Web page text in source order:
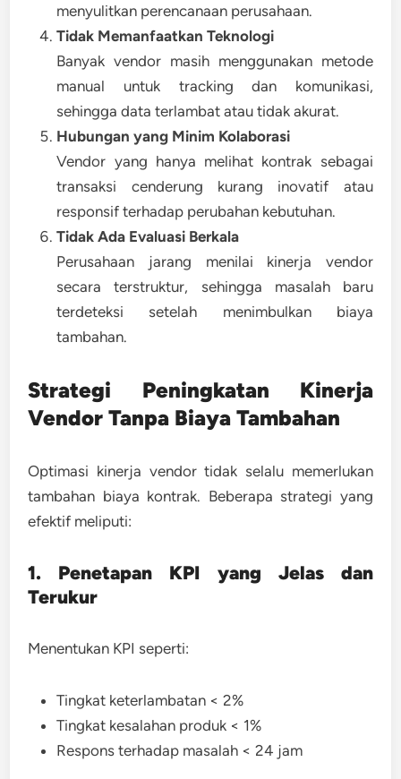
menyulitkan perencanaan perusahaan.
Tidak Memanfaatkan Teknologi
Banyak vendor masih menggunakan metode
manual untuk tracking dan komunikasi,
sehingga data terlambat atau tidak akurat.
Hubungan yang Minim Kolaborasi
Vendor yang hanya melihat kontrak sebagai
transaksi cenderung kurang inovatif atau
responsif terhadap perubahan kebutuhan.
Tidak Ada Evaluasi Berkala
Perusahaan jarang menilai kinerja vendor
secara terstruktur, sehingga masalah baru
terdeteksi setelah menimbulkan biaya
tambahan.
Strategi Peningkatan Kinerja
Vendor Tanpa Biaya Tambahan
Optimasi kinerja vendor tidak selalu memerlukan
tambahan biaya kontrak. Beberapa strategi yang
efektif meliputi:
1. Penetapan KPI yang Jelas dan
Terukur
Menentukan KPI seperti:
Tingkat keterlambatan < 2%
Tingkat kesalahan produk < 1%
Respons terhadap masalah < 24 jam